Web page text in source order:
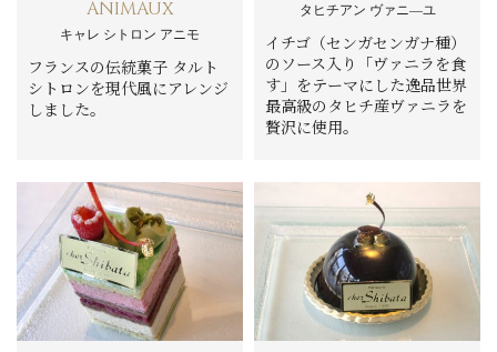
ANIMAUX
キャレ シトロン アニモ
フランスの伝統菓子 タルト
シトロンを現代風にアレンジ
しました。
タヒチアン ヴァニ―ユ
イチゴ（センガセンガナ種）
のソース入り「ヴァニラを食
す」をテーマにした逸品世界
最高級のタヒチ産ヴァニラを
贅沢に使用。